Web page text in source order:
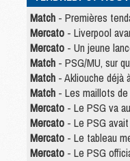
Match - Premières
Mercato - Liverpool
Mercato - Un jeune lancé
Match - PSG/MU, sur quelle
Match - Akliouche déjà à
Match - Les maillots
Mercato - Le PSG va
Mercato - Le PSG
Mercato - Le tableau
Mercato - Le PSG